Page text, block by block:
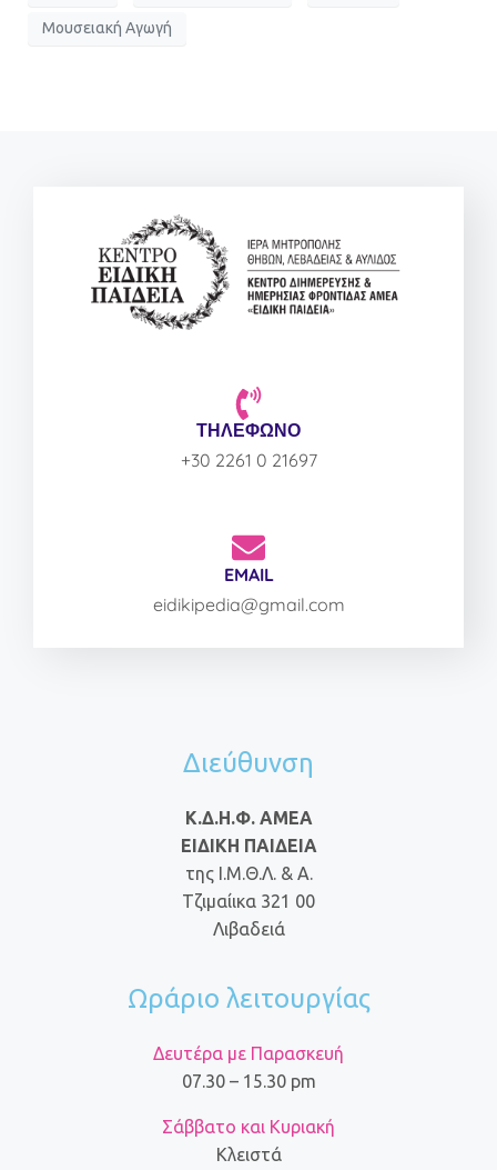
Μουσειακή Αγωγή
ΤΗΛΕΦΩΝΟ
+30 2261 0 21697
EMAIL
eidikipedia@gmail.com
Διεύθυνση
Κ.Δ.Η.Φ. ΑΜΕΑ
ΕΙΔΙΚΗ ΠΑΙΔΕΙΑ
της Ι.Μ.Θ.Λ. & Α.
Τζιμαίικα 321 00
Λιβαδειά
Ωράριο λειτουργίας
Δευτέρα με Παρασκευή
07.30 – 15.30 pm
Σάββατο και Κυριακή
Κλειστά